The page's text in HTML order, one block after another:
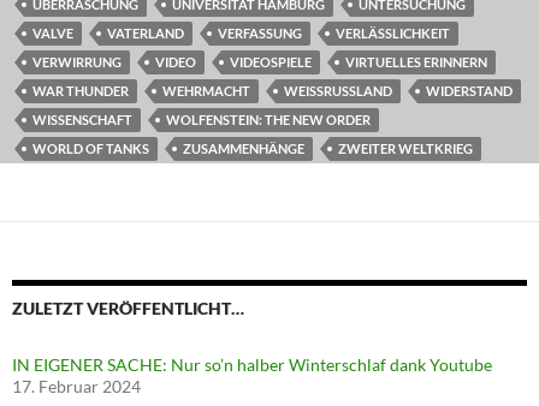
ÜBERRASCHUNG
UNIVERSITÄT HAMBURG
UNTERSUCHUNG
VALVE
VATERLAND VERFASSUNG
VERLÄSSLICHKEIT
VERWIRRUNG
VIDEO VIDEOSPIELE
VIRTUELLES ERINNERN
WAR THUNDER
WEHRMACHT WEISSRUSSLAND
WIDERSTAND
WISSENSCHAFT
WOLFENSTEIN: THE NEW ORDER
WORLD OF TANKS
ZUSAMMENHÄNGE ZWEITER WELTKRIEG
ZULETZT VERÖFFENTLICHT…
IN EIGENER SACHE: Nur so’n halber Winterschlaf dank Youtube
17. Februar 2024